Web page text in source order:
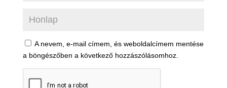
A nevem, e-mail címem, és weboldalcímem mentése
a böngészőben a következő hozzászólásomhoz.